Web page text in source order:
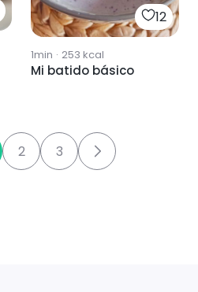
12
1min · 253 kcal
Mi batido básico
2 3